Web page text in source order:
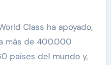
Class ha apoyado,
más de 400.000
países del mundo y,